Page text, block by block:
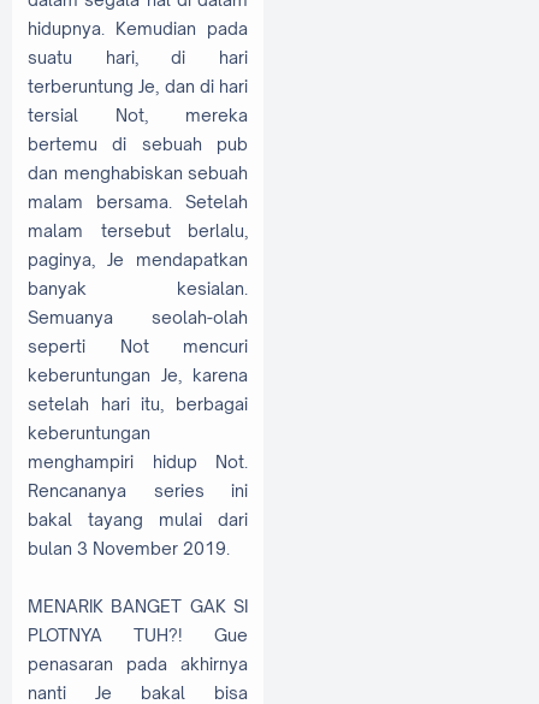
hidupnya. Kemudian pada
suatu hari, di hari
terberuntung Je, dan di hari
tersial Not, mereka
bertemu di sebuah pub
dan menghabiskan sebuah
malam bersama. Setelah
malam tersebut berlalu,
paginya, Je mendapatkan
banyak kesialan.
Semuanya seolah-olah
seperti Not mencuri
keberuntungan Je, karena
setelah hari itu, berbagai
keberuntungan
menghampiri hidup Not.
Rencananya series ini
bakal tayang mulai dari
bulan 3 November 2019.
MENARIK BANGET GAK SI
PLOTNYA TUH?! Gue
penasaran pada akhirnya
nanti Je bakal bisa